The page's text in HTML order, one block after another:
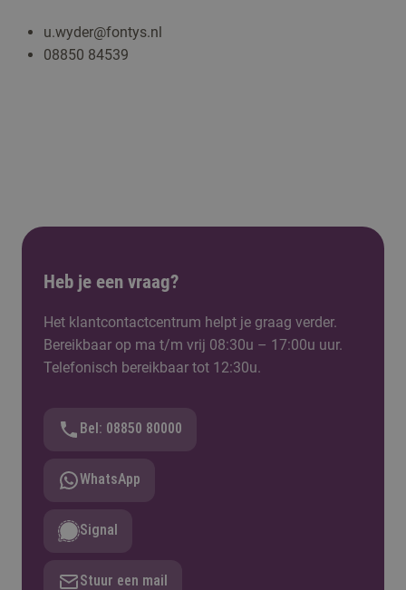
u.wyder@fontys.nl
08850 84539
Heb je een vraag?
Het klantcontactcentrum helpt je graag verder.
Bereikbaar op ma t/m vrij 08:30u – 17:00u uur.
Telefonisch bereikbaar tot 12:30u.
Bel: 08850 80000
WhatsApp
Signal
Stuur een mail